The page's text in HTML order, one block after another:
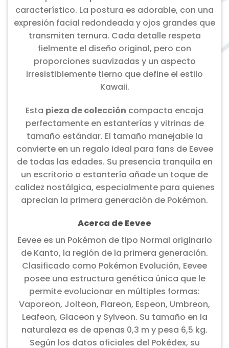
característico. La postura es adorable, con una
expresión facial redondeada y ojos grandes que
transmiten ternura. Cada detalle respeta
fielmente el diseño original, pero con
proporciones suavizadas y un aspecto
irresistiblemente tierno que define el estilo
Kawaii.
Esta pieza de colección compacta encaja
perfectamente en estanterías y vitrinas de
tamaño estándar. El tamaño manejable la
convierte en un regalo ideal para fans de Eevee
de todas las edades. Su presencia tranquila en
un escritorio o estantería añade un toque de
calidez nostálgica, especialmente para quienes
aprecian la primera generación de Pokémon.
Acerca de Eevee
Eevee es un Pokémon de tipo Normal originario
de Kanto, la región de la primera generación.
Clasificado como Pokémon Evolución, Eevee
posee una estructura genética única que le
permite evolucionar en múltiples formas:
Vaporeon, Jolteon, Flareon, Espeon, Umbreon,
Leafeon, Glaceon y Sylveon. Su tamaño en la
naturaleza es de apenas 0,3 m y pesa 6,5 kg.
Según los datos oficiales del Pokédex, su